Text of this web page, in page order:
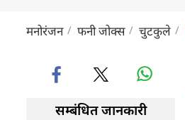
मनोरंजन फनी जोक्स चुटकुले
सम्बंधित जानकारी